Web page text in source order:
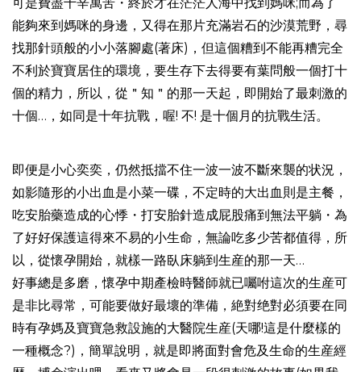
能夠來到媽咪的身邊，又得在那片充滿岩石的沙漠荒野，尋
找那針頭般的小小落腳處(著床)，但這個糟到不能再糟完全
不利於寶寶居住的環境，要生存下去得要有葉問般一個打十
個的精力，所以，從＂知＂的那一天起，即開始了最刺激的
十個…，如同是十年抗戰，喔! 不! 是十個月的抗戰生活。
即便是小心奕奕，仍然抵擋不住一波一波不斷來襲的状況，
如影隨形的小出血是小菜一碟，不定時的大出血則是主餐，
吃安胎藥造成的心悸・打安胎針造成屁股痛到無法平躺・為
了好好保護這得來不易的小生命，無論吃多少苦都值得，所
以，從懷孕開始，就樣一路臥床躺到生産的那一天…
好事總是多磨，懷孕中期產檢時醫師就已囑咐這次的生産可
是非比尋常，可能要做好最壞的準備，絶對绝對必須要在同
時有孕媽及寶寶急救設施的大醫院生産(天哪!這是什麼樣的
一種概念?)，簡單說明，就是即將面對會危及生命的生産經